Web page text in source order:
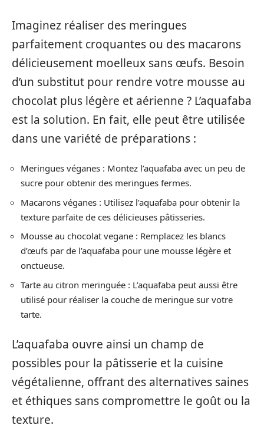
Imaginez réaliser des meringues
parfaitement croquantes ou des macarons
délicieusement moelleux sans œufs. Besoin
d’un substitut pour rendre votre mousse au
chocolat plus légère et aérienne ? L’aquafaba
est la solution. En fait, elle peut être utilisée
dans une variété de préparations :
Meringues véganes : Montez l’aquafaba avec un peu de
sucre pour obtenir des meringues fermes.
Macarons véganes : Utilisez l’aquafaba pour obtenir la
texture parfaite de ces délicieuses pâtisseries.
Mousse au chocolat vegane : Remplacez les blancs
d’œufs par de l’aquafaba pour une mousse légère et
onctueuse.
Tarte au citron meringuée : L’aquafaba peut aussi être
utilisé pour réaliser la couche de meringue sur votre
tarte.
L’aquafaba ouvre ainsi un champ de
possibles pour la pâtisserie et la cuisine
végétalienne, offrant des alternatives saines
et éthiques sans compromettre le goût ou la
texture.